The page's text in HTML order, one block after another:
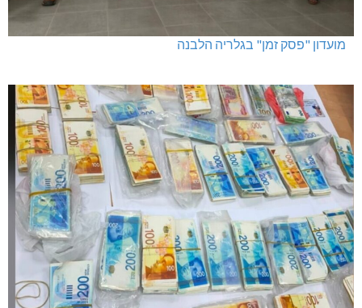
מועדון "פסק זמן" בגלריה הלבנה